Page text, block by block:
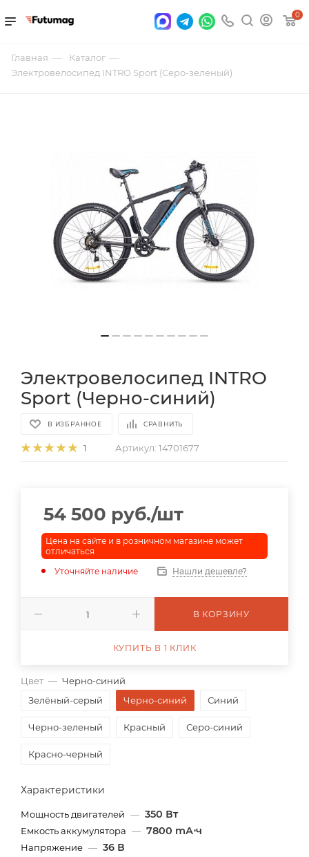
0
Главная — Каталог —
Электровелосипед INTRO Sport (Серо-зеленый)
Электровелосипед INTRO
Sport (Черно-синий)
В ИЗБРАННОЕ СРАВНИТЬ
1 Артикул: 14701677
Цвет — Черно-синий
Зелёный-серый
Черно-синий Синий
Черно-зеленый Красный Серо-синий
Красно-черный
Характеристики
Мощность двигателей — 350 Вт
Емкость аккумулятора — 7800 mА⋅ч
Напряжение — 36 В
54 500 руб./шт
Цена на сайте и в розничном магазине может
отличаться
Уточняйте наличие
Нашли дешевле?
В КОРЗИНУ
КУПИТЬ В 1 КЛИК